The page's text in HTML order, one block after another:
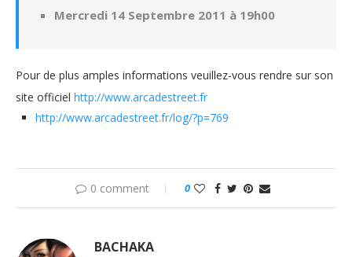
Mercredi 14 Septembre 2011 à 19h00
Pour de plus amples informations veuillez-vous rendre sur son
site officiel http://www.arcadestreet.fr
http://www.arcadestreet.fr/log/?p=769
0 comment 0
BACHAKA